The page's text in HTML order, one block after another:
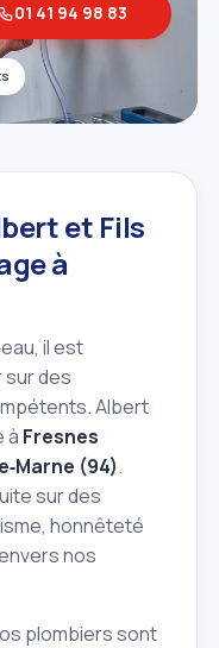
01 41 94 98 83
et Fils
à
il est
des
Albert
à Fresnes
(94).
sur des
honnêteté
nos
plombiers sont